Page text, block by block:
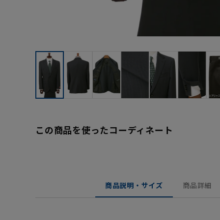
この商品を使ったコーディネート
商品説明・サイズ 商品詳細